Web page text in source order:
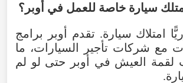
سيارة خاصة للعمل في أوبر؟
امتلاك سيارة. تقدم أوبر برامج
مع شركات تأجير السيارات، ما
لقمة العيش في أوبر حتى لو لم